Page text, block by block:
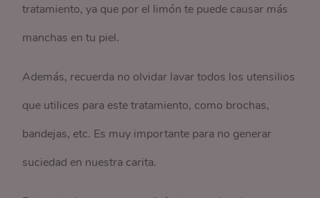
tratamiento, ya que por el limón te puede causar más
manchas en tu piel.
Además, recuerda no olvidar lavar todos los utensilios
que utilices para este tratamiento, como brochas,
bandejas, etc. Es muy importante para no generar
suciedad en nuestra carita.